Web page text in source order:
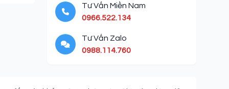
Tư Vấn Miền Nam
0966.522.134
Tư Vấn Zalo
0988.114.760